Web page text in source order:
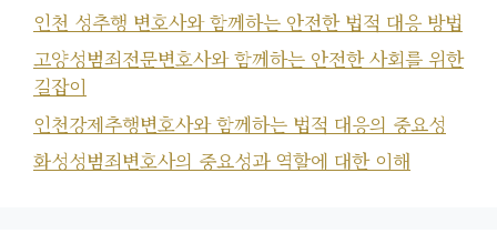
인천 성추행 변호사와 함께하는 안전한 법적 대응 방법
고양성범죄전문변호사와 함께하는 안전한 사회를 위한
길잡이
인천강제추행변호사와 함께하는 법적 대응의 중요성
화성성범죄변호사의 중요성과 역할에 대한 이해